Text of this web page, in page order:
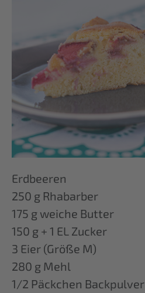
Erdbeeren
250 g Rhabarber
175 g weiche Butter
150 g + 1 EL Zucker
3 Eier (Größe M)
280 g Mehl
1/2 Päckchen Backpulver